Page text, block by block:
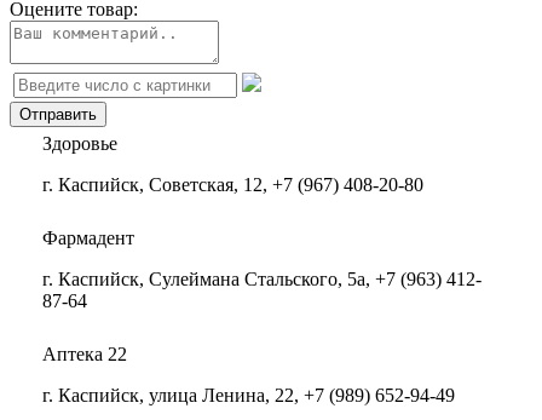
Оцените товар:
Здоровье
г. Каспийск, Советская, 12, +7 (967) 408-20-80
Фармадент
г. Каспийск, Сулеймана Стальского, 5а, +7 (963) 412-
87-64
Аптека 22
г. Каспийск, улица Ленина, 22, +7 (989) 652-94-49